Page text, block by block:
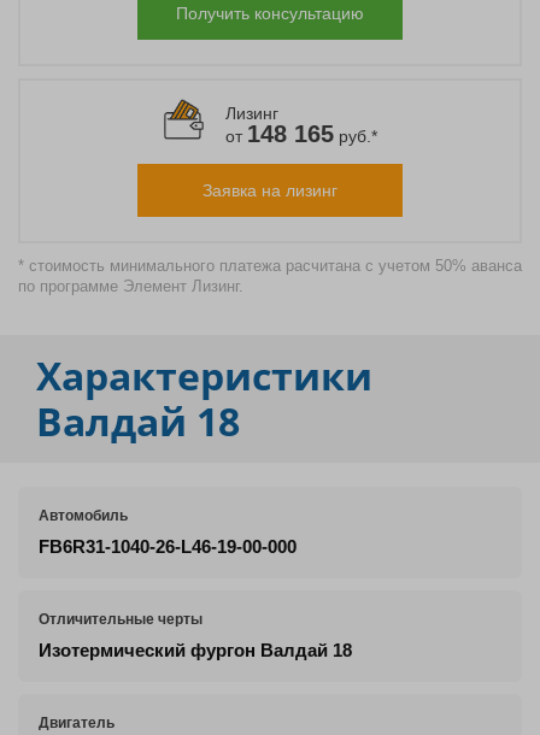
Получить консультацию
Лизинг
от 148 165руб.*
Заявка на лизинг
* стоимость минимального платежа расчитана с учетом 50% аванса
по программе Элемент Лизинг.
Характеристики
Валдай 18
Автомобиль
FВ6R31-1040-26-L46-19-00-000
Отличительные черты
Изотермический фургон Валдай 18
Двигатель